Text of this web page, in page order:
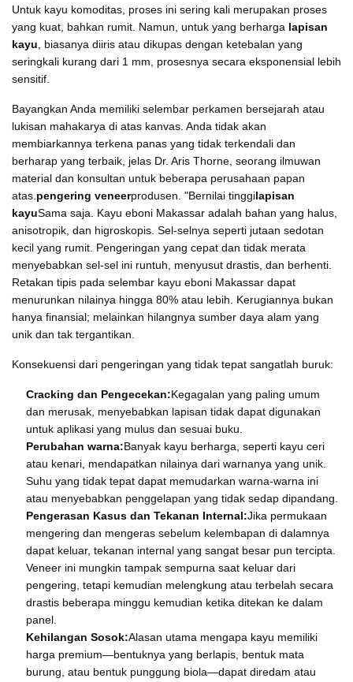
Untuk kayu komoditas, proses ini sering kali merupakan proses
yang kuat, bahkan rumit. Namun, untuk yang berharga lapisan
kayu, biasanya diiris atau dikupas dengan ketebalan yang
seringkali kurang dari 1 mm, prosesnya secara eksponensial lebih
sensitif.
Bayangkan Anda memiliki selembar perkamen bersejarah atau
lukisan mahakarya di atas kanvas. Anda tidak akan
membiarkannya terkena panas yang tidak terkendali dan
berharap yang terbaik, jelas Dr. Aris Thorne, seorang ilmuwan
material dan konsultan untuk beberapa perusahaan papan
atas.pengering veneerprodusen. "Bernilai tinggilapisan
kayuSama saja. Kayu eboni Makassar adalah bahan yang halus,
anisotropik, dan higroskopis. Sel-selnya seperti jutaan sedotan
kecil yang rumit. Pengeringan yang cepat dan tidak merata
menyebabkan sel-sel ini runtuh, menyusut drastis, dan berhenti.
Retakan tipis pada selembar kayu eboni Makassar dapat
menurunkan nilainya hingga 80% atau lebih. Kerugiannya bukan
hanya finansial; melainkan hilangnya sumber daya alam yang
unik dan tak tergantikan.
Konsekuensi dari pengeringan yang tidak tepat sangatlah buruk:
Cracking dan Pengecekan:Kegagalan yang paling umum
dan merusak, menyebabkan lapisan tidak dapat digunakan
untuk aplikasi yang mulus dan sesuai buku.
Perubahan warna:Banyak kayu berharga, seperti kayu ceri
atau kenari, mendapatkan nilainya dari warnanya yang unik.
Suhu yang tidak tepat dapat memudarkan warna-warna ini
atau menyebabkan penggelapan yang tidak sedap dipandang.
Pengerasan Kasus dan Tekanan Internal:Jika permukaan
mengering dan mengeras sebelum kelembapan di dalamnya
dapat keluar, tekanan internal yang sangat besar pun tercipta.
Veneer ini mungkin tampak sempurna saat keluar dari
pengering, tetapi kemudian melengkung atau terbelah secara
drastis beberapa minggu kemudian ketika ditekan ke dalam
panel.
Kehilangan Sosok:Alasan utama mengapa kayu memiliki
harga premium—bentuknya yang berlapis, bentuk mata
burung, atau bentuk punggung biola—dapat diredam atau